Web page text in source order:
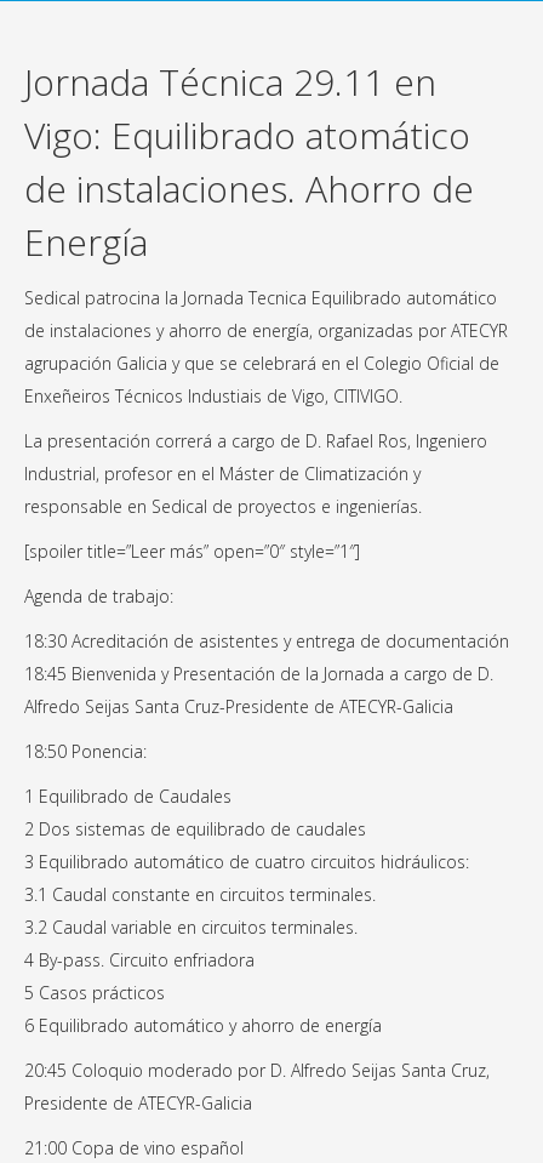
Jornada Técnica 29.11 en
Vigo: Equilibrado atomático
de instalaciones. Ahorro de
Energía
Sedical patrocina la Jornada Tecnica Equilibrado automático
de instalaciones y ahorro de energía, organizadas por ATECYR
agrupación Galicia y que se celebrará en el Colegio Oficial de
Enxeñeiros Técnicos Industiais de Vigo, CITIVIGO.
La presentación correrá a cargo de D. Rafael Ros, Ingeniero
Industrial, profesor en el Máster de Climatización y
responsable en Sedical de proyectos e ingenierías.
[spoiler title=”Leer más” open=”0″ style=”1″]
Agenda de trabajo:
18:30 Acreditación de asistentes y entrega de documentación
18:45 Bienvenida y Presentación de la Jornada a cargo de D.
Alfredo Seijas Santa Cruz-Presidente de ATECYR-Galicia
18:50 Ponencia:
1 Equilibrado de Caudales
2 Dos sistemas de equilibrado de caudales
3 Equilibrado automático de cuatro circuitos hidráulicos:
3.1 Caudal constante en circuitos terminales.
3.2 Caudal variable en circuitos terminales.
4 By-pass. Circuito enfriadora
5 Casos prácticos
6 Equilibrado automático y ahorro de energía
20:45 Coloquio moderado por D. Alfredo Seijas Santa Cruz,
Presidente de ATECYR-Galicia
21:00 Copa de vino español